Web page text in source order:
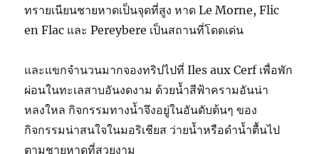
ทรายเนียนชายหาดเป็นจุดที่สูง หาด Le Morne, Flic
en Flac และ Pereybere เป็นสถานที่โดดเด่น
และแขกจำนวนมากจองทริปไปที่ Iles aux Cerf เพื่อพัก
ผ่อนในทะเลสาบอันงดงาม ด้วยน้ำสีฟ้าครามอันน่า
หลงใหล กิจกรรมทางน้ำจึงอยู่ในอันดับต้นๆ ของ
กิจกรรมน่าสนใจในมอริเชียส ว่ายน้ำหรือดำน้ำตื้นไป
ตามชายหาดที่สวยงาม